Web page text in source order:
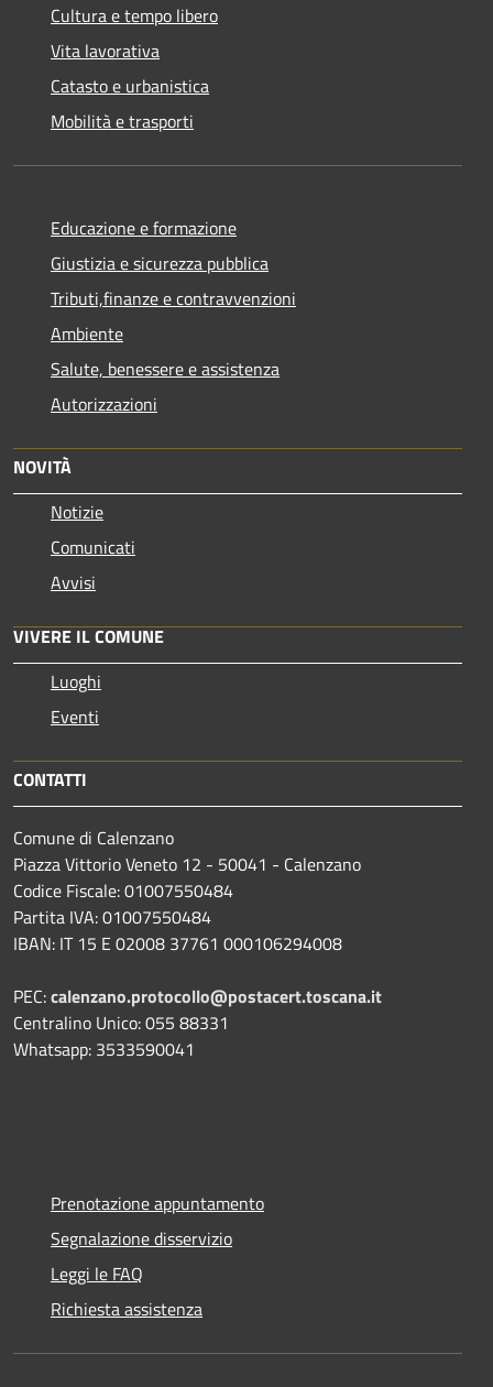
Cultura e tempo libero
Vita lavorativa
Catasto e urbanistica
Mobilità e trasporti
Educazione e formazione
Giustizia e sicurezza pubblica
Tributi,finanze e contravvenzioni
Ambiente
Salute, benessere e assistenza
Autorizzazioni
NOVITÀ
Notizie
Comunicati
Avvisi
VIVERE IL COMUNE
Luoghi
Eventi
CONTATTI
Comune di Calenzano
Piazza Vittorio Veneto 12 - 50041 - Calenzano
Codice Fiscale: 01007550484
Partita IVA: 01007550484
IBAN: IT 15 E 02008 37761 000106294008
PEC:calenzano.protocollo@postacert.toscana.it
Centralino Unico: 055 88331
Whatsapp: 3533590041
Prenotazione appuntamento
Segnalazione disservizio
Leggi le FAQ
Richiesta assistenza